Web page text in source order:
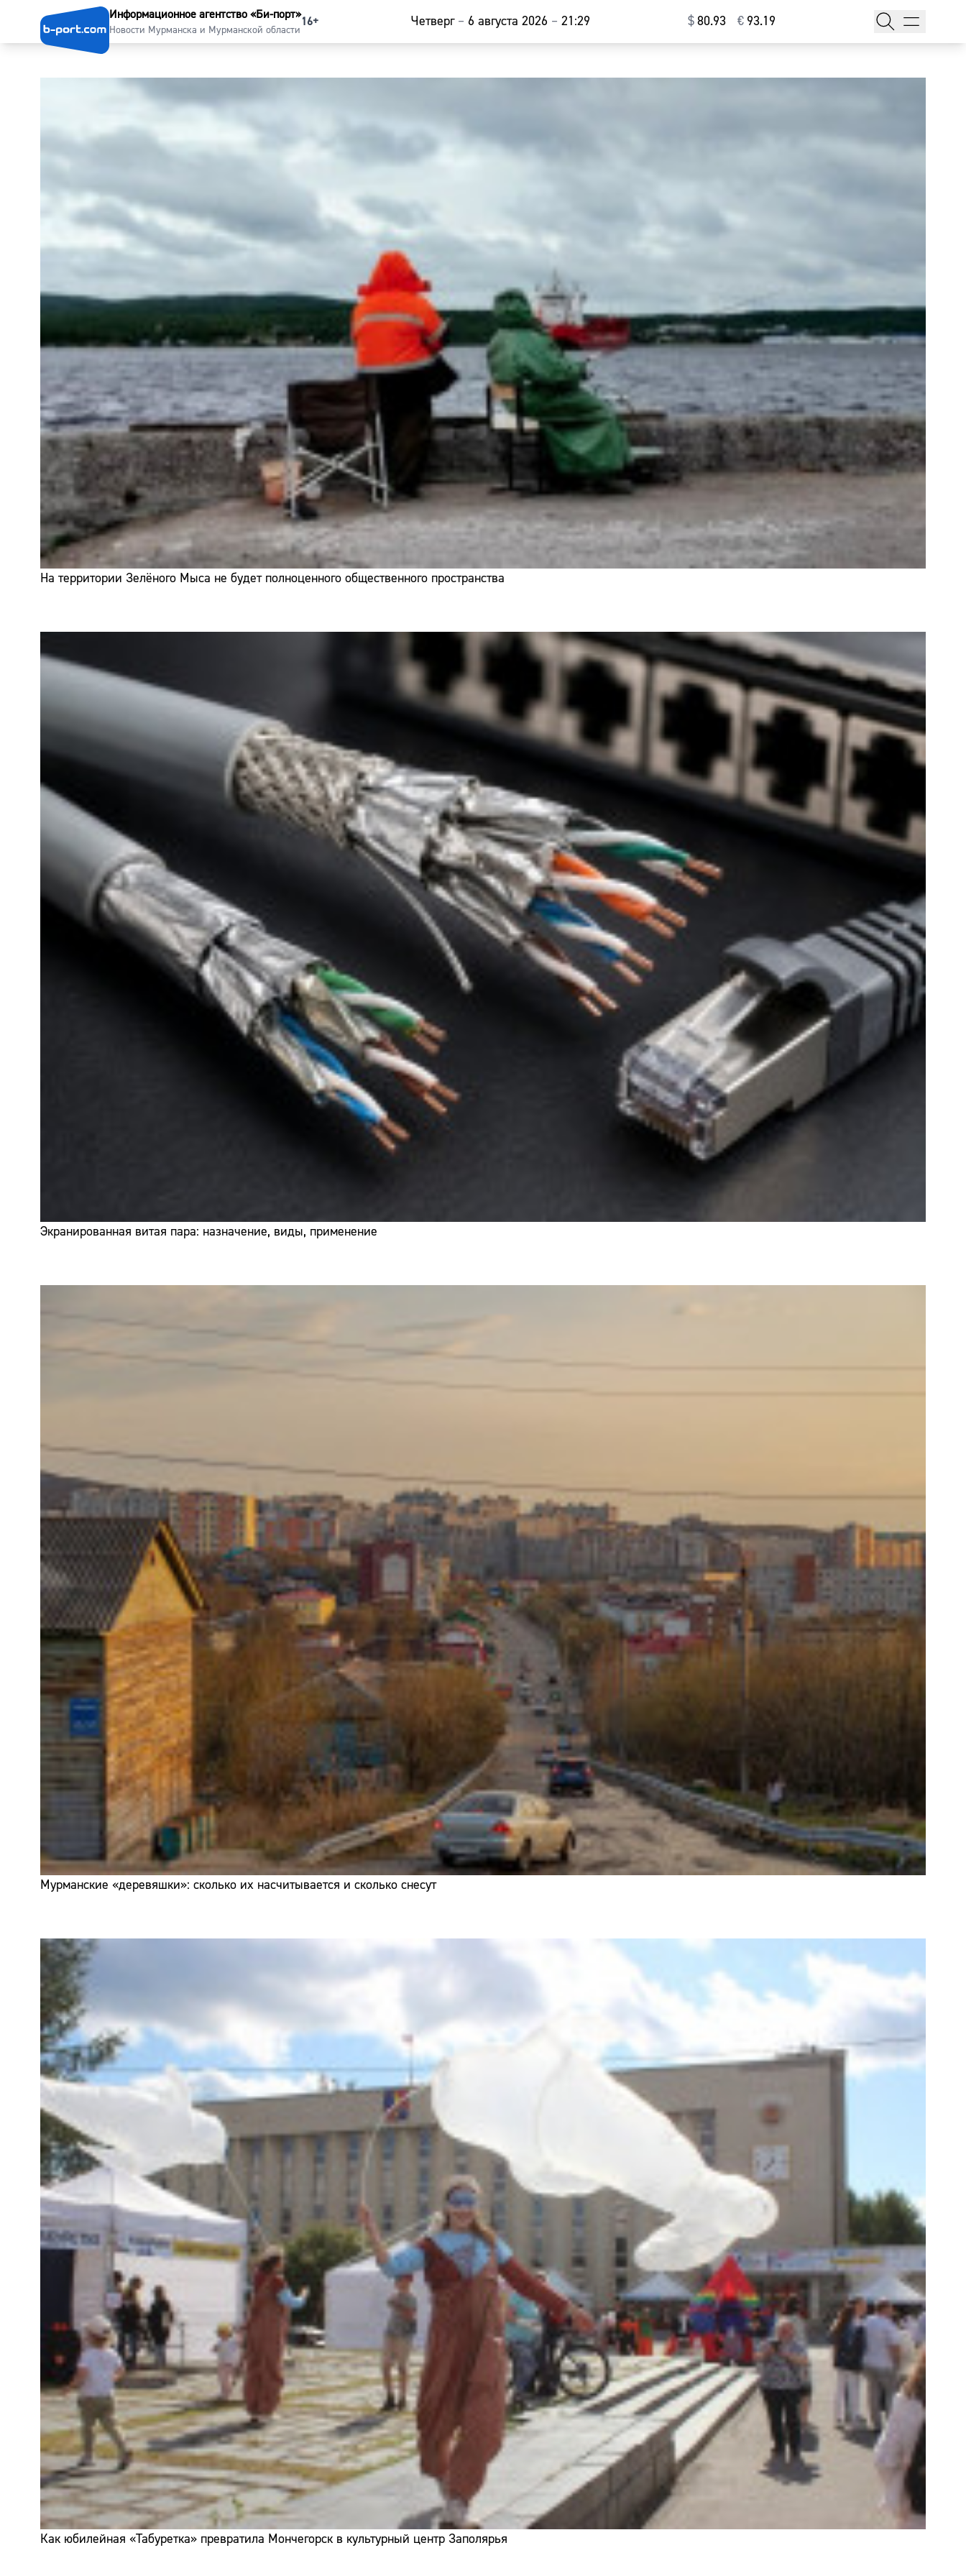
Информационное агентство «Би-порт»
Новости Мурманска и Мурманской области
16+ Четверг – 6 августа 2026 – 21:29 $⁠80.93 € ⁠93.19
На территории Зелёного Мыса не будет полноценного общественного пространства
Экранированная витая пара: назначение, виды, применение
Мурманские «деревяшки»: сколько их насчитывается и сколько снесут
Как юбилейная «Табуретка» превратила Мончегорск в культурный центр Заполярья
Наши гости
Погода
Курсы валют
Сайт:
Адрес:
Телефон: